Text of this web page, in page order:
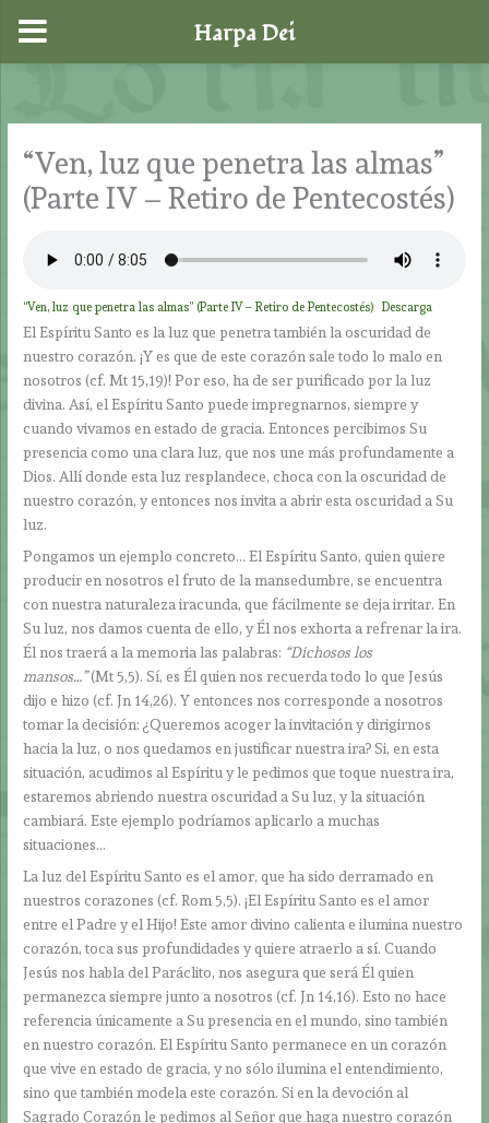
contenido
“Ven, luz que penetra las almas”
(Parte IV – Retiro de Pentecostés)
“Ven, luz que penetra las almas” (Parte IV – Retiro de Pentecostés) Descarga
El Espíritu Santo es la luz que penetra también la oscuridad de
nuestro corazón. ¡Y es que de este corazón sale todo lo malo en
nosotros (cf. Mt 15,19)! Por eso, ha de ser purificado por la luz
divina. Así, el Espíritu Santo puede impregnarnos, siempre y
cuando vivamos en estado de gracia. Entonces percibimos Su
presencia como una clara luz, que nos une más profundamente a
Dios. Allí donde esta luz resplandece, choca con la oscuridad de
nuestro corazón, y entonces nos invita a abrir esta oscuridad a Su
luz.
Pongamos un ejemplo concreto… El Espíritu Santo, quien quiere
producir en nosotros el fruto de la mansedumbre, se encuentra
con nuestra naturaleza iracunda, que fácilmente se deja irritar. En
Su luz, nos damos cuenta de ello, y Él nos exhorta a refrenar la ira.
Él nos traerá a la memoria las palabras: “Dichosos los
mansos…”(Mt 5,5). Sí, es Él quien nos recuerda todo lo que Jesús
dijo e hizo (cf. Jn 14,26). Y entonces nos corresponde a nosotros
tomar la decisión: ¿Queremos acoger la invitación y dirigirnos
hacia la luz, o nos quedamos en justificar nuestra ira? Si, en esta
situación, acudimos al Espíritu y le pedimos que toque nuestra ira,
estaremos abriendo nuestra oscuridad a Su luz, y la situación
cambiará. Este ejemplo podríamos aplicarlo a muchas
situaciones…
La luz del Espíritu Santo es el amor, que ha sido derramado en
nuestros corazones (cf. Rom 5,5). ¡El Espíritu Santo es el amor
entre el Padre y el Hijo! Este amor divino calienta e ilumina nuestro
corazón, toca sus profundidades y quiere atraerlo a sí. Cuando
Jesús nos habla del Paráclito, nos asegura que será Él quien
permanezca siempre junto a nosotros (cf. Jn 14,16). Esto no hace
referencia únicamente a Su presencia en el mundo, sino también
en nuestro corazón. El Espíritu Santo permanece en un corazón
que vive en estado de gracia, y no sólo ilumina el entendimiento,
sino que también modela este corazón. Si en la devoción al
Sagrado Corazón le pedimos al Señor que haga nuestro corazón
Harpa Dei